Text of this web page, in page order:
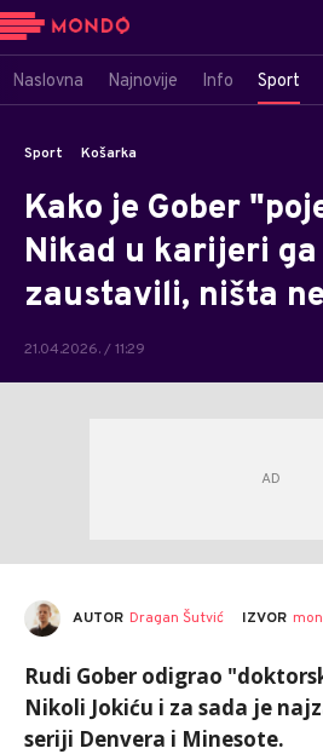
Naslovna Najnovije Info Sport
Sport Košarka
Kako je Gober
Nikad u karijeri
zaustavili, ništa
21.04.2026. / 11:29
AUTOR Dragan Šutvić IZVOR
Rudi Gober odigrao
Nikoli Jokiću i za sada je
seriji Denvera i Minesote.